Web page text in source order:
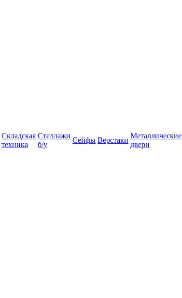
Складская
техника
Стеллажи
б/у
Сейфы Верстаки
Металлические
двери